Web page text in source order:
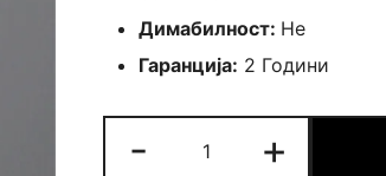
Димабилност: Не
Гаранција: 2 Години
-
Rings
+